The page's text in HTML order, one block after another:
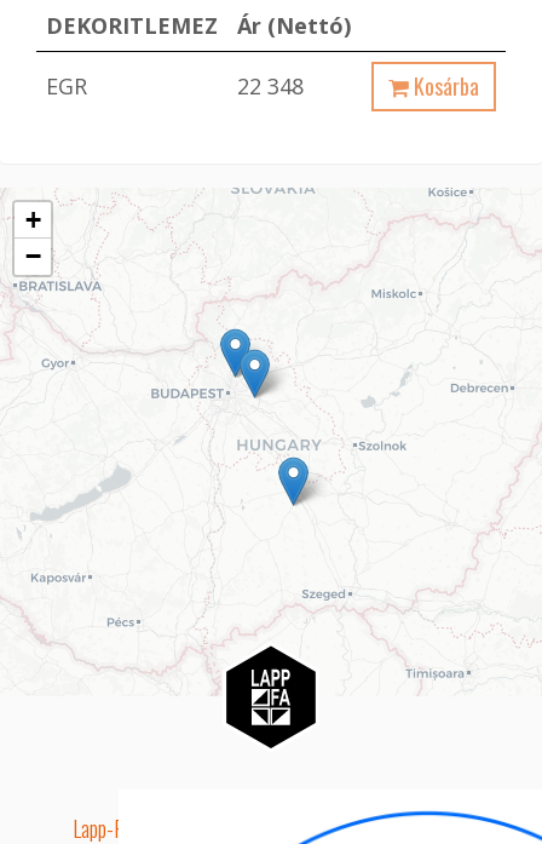
DEKORITLEMEZ Ár (Nettó)
EGR 22 348 Kosárba
+
−
Lapp-Fa EUTR technikai azonosító száma: AA5849163